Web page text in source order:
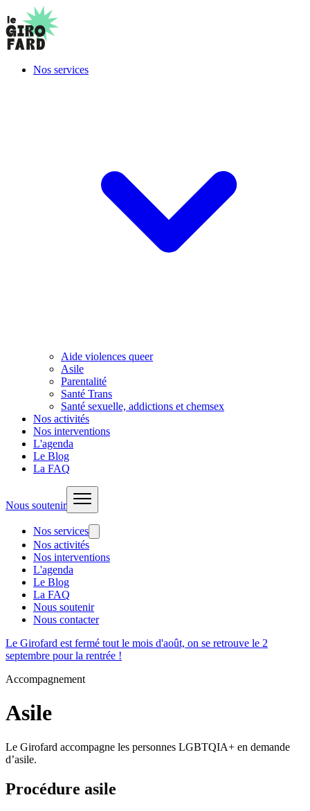
Nos services
Aide violences queer
Asile
Parentalité
Santé Trans
Santé sexuelle, addictions et chemsex
Nos activités
Nos interventions
L'agenda
Le Blog
La FAQ
Nous soutenir
Nos services
Nos activités
Nos interventions
L'agenda
Le Blog
La FAQ
Nous soutenir
Nous contacter
Le Girofard est fermé tout le mois d'août, on se retrouve le 2
septembre pour la rentrée !
Accompagnement
Asile
Le Girofard accompagne les personnes LGBTQIA+ en demande
d’asile.
Procédure asile